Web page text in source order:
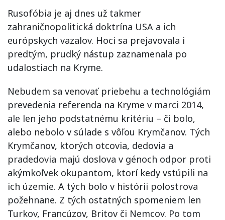
Rusofóbia je aj dnes už takmer
zahraničnopolitická doktrína USA a ich
európskych vazalov. Hoci sa prejavovala i
predtým, prudký nástup zaznamenala po
udalostiach na Kryme.
Nebudem sa venovať priebehu a technológiám
prevedenia referenda na Kryme v marci 2014,
ale len jeho podstatnému kritériu – či bolo,
alebo nebolo v súlade s vôľou Krymčanov. Tých
Krymčanov, ktorých otcovia, dedovia a
pradedovia majú doslova v génoch odpor proti
akýmkoľvek okupantom, ktorí kedy vstúpili na
ich územie. A tých bolo v histórii polostrova
požehnane. Z tých ostatných spomeniem len
Turkov, Francúzov, Britov či Nemcov. Po tom